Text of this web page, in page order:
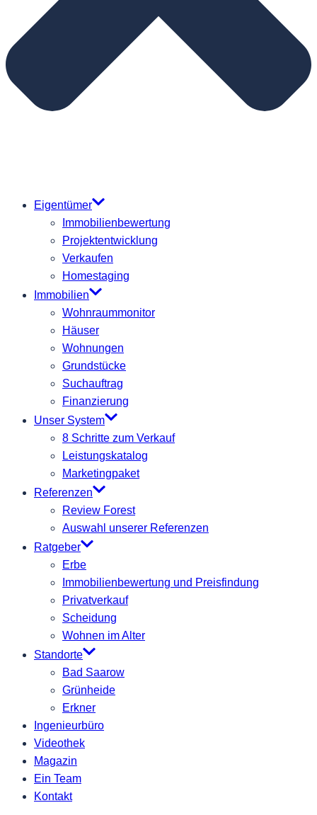
Eigentümer
Immobilienbewertung
Projektentwicklung
Verkaufen
Homestaging
Immobilien
Wohnraummonitor
Häuser
Wohnungen
Grundstücke
Suchauftrag
Finanzierung
Unser System
8 Schritte zum Verkauf
Leistungskatalog
Marketingpaket
Referenzen
Review Forest
Auswahl unserer Referenzen
Ratgeber
Erbe
Immobilienbewertung und Preisfindung
Privatverkauf
Scheidung
Wohnen im Alter
Standorte
Bad Saarow
Grünheide
Erkner
Ingenieurbüro
Videothek
Magazin
Ein Team
Kontakt